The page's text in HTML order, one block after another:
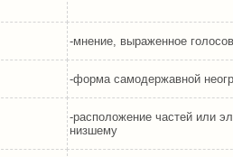
-мнение, выраженное
-форма самодержавной
-расположение частей или
низшему